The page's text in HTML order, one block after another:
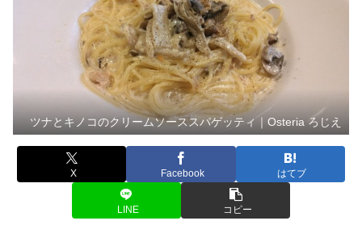
ツナとキノコのクリームソーススパゲッティ｜Osteria ろじえ
X Facebook はてブ
LINE コピー